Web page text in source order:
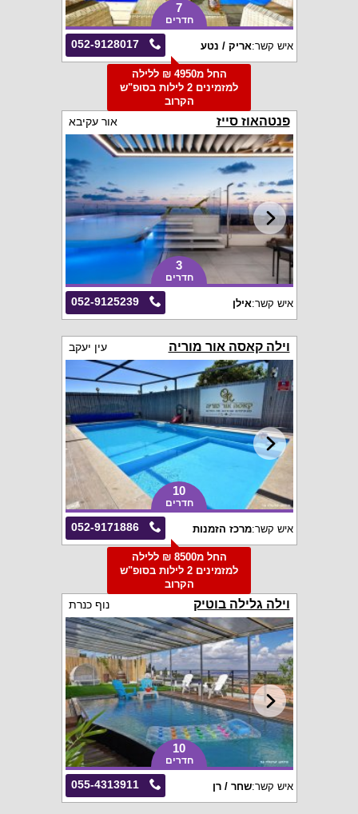
7
חדרים
052-9128017 איש קשר:אריק / נטע
החל מ4950 ₪ ללילה
למזמינים 2 לילות בסופ"ש
הקרוב
פנטהאוז סייז אור עקיבא
3
חדרים
052-9125239 איש קשר:אילן
וילה קאסה אור מוריה עין יעקב
10
חדרים
052-9171886 איש קשר:מרכז הזמנות
החל מ8500 ₪ ללילה
למזמינים 2 לילות בסופ"ש
הקרוב
וילה גלילה בוטיק נוף כנרת
10
חדרים
055-4313911 איש קשר:שחר / רן